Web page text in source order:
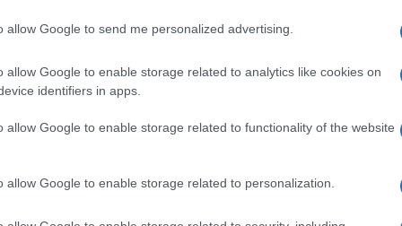
allow Google to send me personalized advertising.
allow Google to enable storage related to analytics like cookies on
identifiers in apps.
allow Google to enable storage related to functionality of the website
allow Google to enable storage related to personalization.
I segnali possono variare. Difficoltà nel
voce o nella deglutizione sono tutti
Anche ritardi nello sviluppo del linguaggio o
attenzione. Ogni paziente è unico, e il
di difficoltà attraverso una valutazione
tutti possano esprimere ciò che sentono?
personalizzato